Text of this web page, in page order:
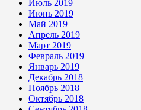
Июль 2019
Июнь 2019
Май 2019
Апрель 2019
Март 2019
Февраль 2019
Январь 2019
Декабрь 2018
Ноябрь 2018
Октябрь 2018